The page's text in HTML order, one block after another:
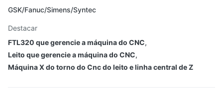
GSK/Fanuc/Simens/Syntec
Destacar
FTL320 que gerencie a máquina do CNC,
Leito que gerencie a máquina do CNC,
Máquina X do torno do Cnc do leito e linha central de Z